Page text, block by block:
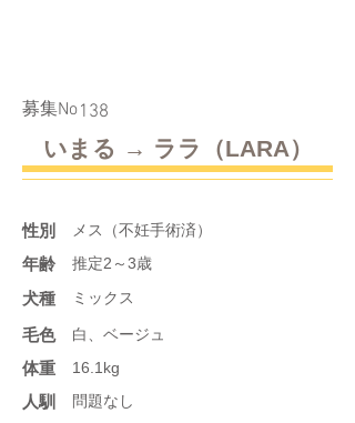
​募集No138
いまる → ララ（LARA）
性別 メス（不妊手術済）
年齢 推定2～3歳
​犬種 ミックス
​毛色 白、ベージュ
体重 16.1kg
人馴 問題なし